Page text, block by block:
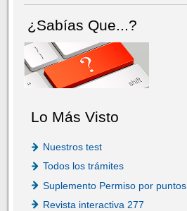
¿Sabías Que...?
Lo Más Visto
Nuestros test
Todos los trámites
Suplemento Permiso por puntos
Revista interactiva 277